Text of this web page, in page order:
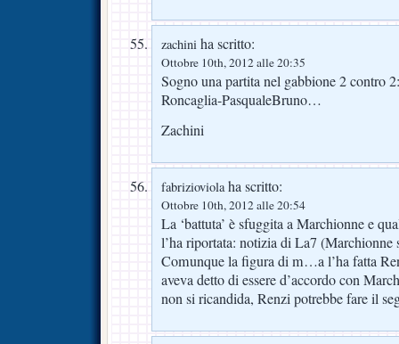
zachini ha scritto:
Ottobre 10th, 2012 alle 20:35
Sogno una partita nel gabbione 2 contro
Roncaglia-PasqualeBruno…
Zachini
fabrizioviolaha scritto:
Ottobre 10th, 2012 alle 20:54
La ‘battuta’ è sfuggita a Marchionne e
l’ha riportata: notizia di La7 (Marchionne
Comunque la figura di m…a l’ha fatta
aveva detto di essere d’accordo con
non si ricandida, Renzi potrebbe fare il